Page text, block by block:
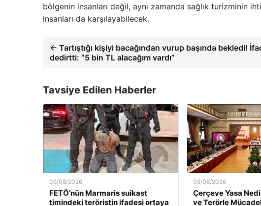
bölgenin insanları değil, aynı zamanda sağlık turizminin
insanları da karşılayabilecek.
← Tartıştığı kişiyi bacağından vurup başında bekledi!
dedirtti: “5 bin TL alacağım vardı”
Tavsiye Edilen Haberler
05/08/2026
FETÖ’nün Marmaris suikast
timindeki teröristin ifadesi ortaya
05/08/2026
Çerçeve Yasa
ve Terörle